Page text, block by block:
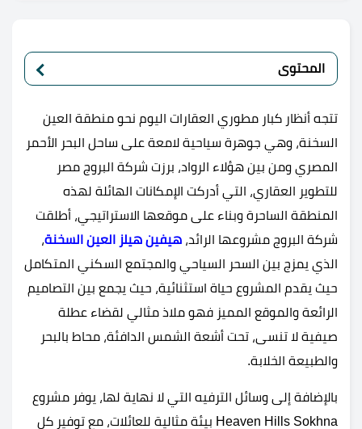
المحتوى
تتجه أنظار كبار مطوري العقارات اليوم نحو منطقة العين
السخنة، وهي جوهرة سياحية لامعة على ساحل البحر الأحمر
المصري ومن بين هؤلاء الرواد، برزت شركة البروج مصر
للتطوير العقاري، التي أدركت الإمكانات الهائلة لهذه
المنطقة الساحرة وبناء على موقعها الاستراتيجي، أطلقت
شركة البروج مشروعها الرائد، هيفين هيلز العين السخنة،
الذي يمزج بين السحر السياحي والمجتمع السكني المتكامل
حيث يقدم المشروع حياة استثنائية، حيث يجمع بين التصاميم
الرائعة والموقع المميز فهو ملاذ مثالي لقضاء عطلة
صيفية لا تنسى، تحت أشعة الشمس الدافئة، محاط بالبحر
والطبيعة الخلابة.
بالإضافة إلى وسائل الترفيه التي لا نهاية لها، يوفر مشروع
Heaven Hills Sokhna بيئة مثالية للعائلات، مع توفير كل